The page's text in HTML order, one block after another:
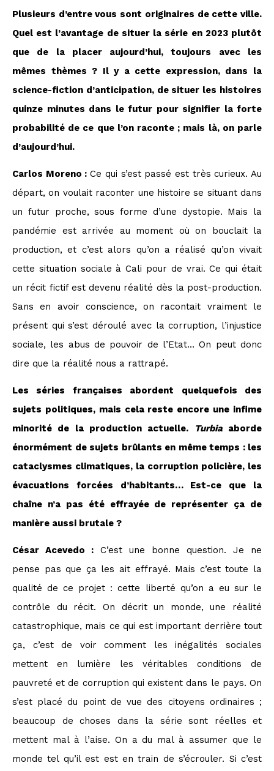
Plusieurs d’entre vous sont originaires de cette ville.
Quel est l’avantage de situer la série en 2023 plutôt
que de la placer aujourd’hui, toujours avec les
mêmes thèmes ? Il y a cette expression, dans la
science-fiction d’anticipation, de situer les histoires
quinze minutes dans le futur pour signifier la forte
probabilité de ce que l’on raconte ; mais là, on parle
d’aujourd’hui.
Carlos Moreno :Ce qui s’est passé est très curieux. Au
départ, on voulait raconter une histoire se situant dans
un futur proche, sous forme d’une dystopie. Mais la
pandémie est arrivée au moment où on bouclait la
production, et c’est alors qu’on a réalisé qu’on vivait
cette situation sociale à Cali pour de vrai. Ce qui était
un récit fictif est devenu réalité dès la post-production.
Sans en avoir conscience, on racontait vraiment le
présent qui s’est déroulé avec la corruption, l’injustice
sociale, les abus de pouvoir de l’Etat… On peut donc
dire que la réalité nous a rattrapé.
Les séries françaises abordent quelquefois des
sujets politiques, mais cela reste encore une infime
minorité de la production actuelle.
Turbia aborde
énormément de sujets brûlants en même temps : les
cataclysmes climatiques, la corruption policière, les
évacuations forcées d’habitants… Est-ce que la
chaîne n’a pas été effrayée de représenter ça de
manière aussi brutale ?
César Acevedo : C’est une bonne question. Je ne
pense pas que ça les ait effrayé. Mais c’est toute la
qualité de ce projet : cette liberté qu’on a eu sur le
contrôle du récit. On décrit un monde, une réalité
catastrophique, mais ce qui est important derrière tout
ça, c’est de voir comment les inégalités sociales
mettent en lumière les véritables conditions de
pauvreté et de corruption qui existent dans le pays. On
s’est placé du point de vue des citoyens ordinaires ;
beaucoup de choses dans la série sont réelles et
mettent mal à l’aise. On a du mal à assumer que le
monde tel qu’il est est en train de s’écrouler. Si c’est